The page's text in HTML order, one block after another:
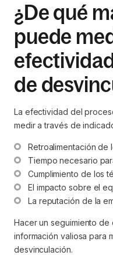
¿De qué
puede
de
La efectividad del
medir a través de
Retroalimentación de
Tiempo necesario
Cumplimiento de los
El impacto sobre el
La reputación de la
Hacer un seguimiento
información valiosa para
desvinculación.